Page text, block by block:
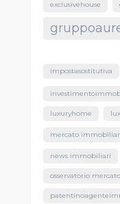
exclusivehouse
impostasostitutiva
luxuryhome
mercato
news immobiliari
osservatorio